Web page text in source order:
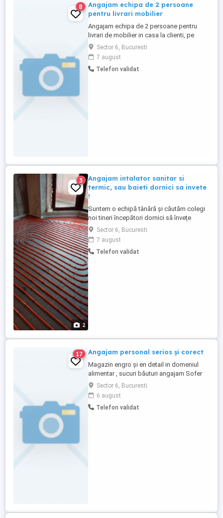
8
Angajam echipa de 2 persoane
pentru livrari mobilier
Angajam echipa de 2 persoane pentru
livrari de mobilier in casa la clienti, pe
zona Bucuresti Ilov de preferat din partea
de Sud Vest a capitalei Este necesar
permis de conducere cat B
Sector 6, Bucuresti
7 august
Telefon validat
2
3
Angajam intalator sanitar si
termic, sau baieti dornici sa invete
!
Suntem o echipă tânără și căutăm colegi
noi tineri începători dornici să învețe
meserie sau meseriași cu experiență! Ce
lucrări facem: Instalații sanitare și termice
(lipit tras PPR, PVC, încălzire în pardoseală
și tot ce ține de domeniu). Nu angajăm
Sector 6, Bucuresti
7 august
Telefon validat
17 Angajam personal serios și corect
Magazin engro și en detail in domeniul
alimentar , sucuri băuturi angajam Sofer
..pct de lucru Bucuresti..Bd Iuliu Maniu ..Nr
566-570 ..OFERIM CONTRACT DE MUNCA
..SALARIU ATRACTIV ,PRIME DE CRACIUN,
PASTE ..BONUSURI IN FUNCTIE DE
Sector 6, Bucuresti
6 august
Telefon validat